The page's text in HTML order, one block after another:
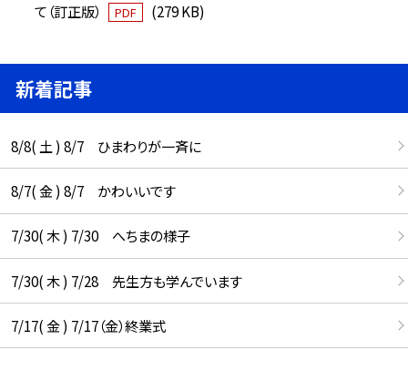
て（訂正版）
PDF (279 KB)
新着記事
8/8( 土 ) 8/7 ひまわりが一斉に
8/7( 金 ) 8/7 かわいいです
7/30( 木 ) 7/30 へちまの様子
7/30( 木 ) 7/28 先生方も学んでいます
7/17( 金 ) 7/17（金）終業式